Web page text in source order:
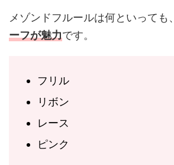
メゾンドフルールは何といっても、
ーフが魅力です。
フリル
リボン
レース
ピンク